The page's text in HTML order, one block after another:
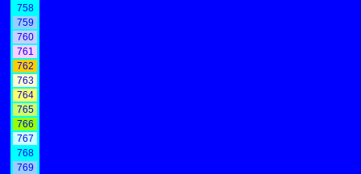
758
759
760
761
762
763
764
765
766
767
768
769